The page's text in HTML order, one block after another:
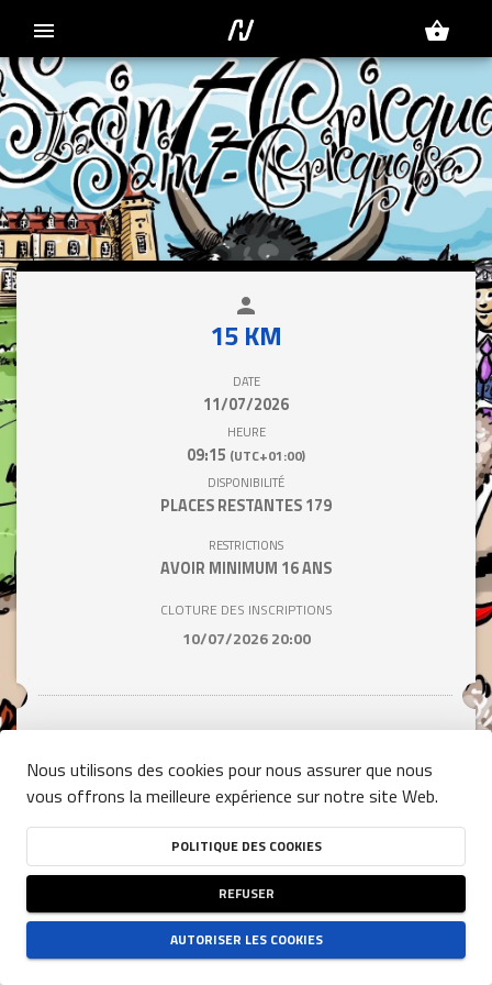
menu shopping_basket
person
15 KM
DATE
11/07/2026
HEURE
09:15 (UTC+01:00)
DISPONIBILITÉ
PLACES RESTANTES179
RESTRICTIONS
AVOIR MINIMUM 16 ANS
CLOTURE DES INSCRIPTIONS
10/07/2026 20:00
11,00 €
Hors frais de gestion
Nous utilisons des cookies pour nous assurer que nous
vous offrons la meilleure expérience sur notre site Web.
POLITIQUE DES COOKIES
REFUSER
AUTORISER LES COOKIES